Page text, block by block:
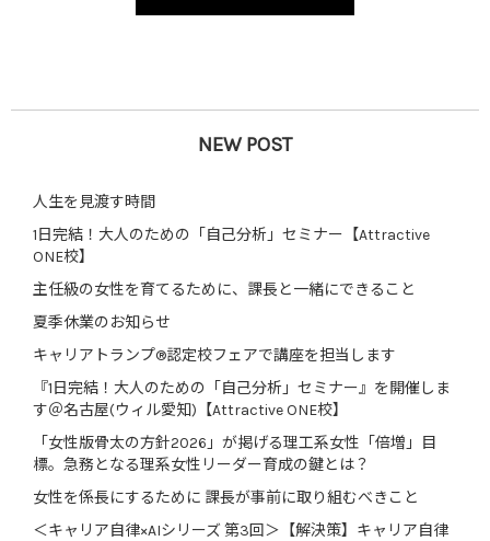
NEW POST
人生を見渡す時間
1日完結！大人のための「自己分析」セミナー【Attractive
ONE校】
主任級の女性を育てるために、課長と一緒にできること
夏季休業のお知らせ
キャリアトランプ®認定校フェアで講座を担当します
『1日完結！大人のための「自己分析」セミナー』を開催しま
す＠名古屋(ウィル愛知)【Attractive ONE校】
「女性版骨太の方針2026」が掲げる理工系女性「倍増」目
標。急務となる理系女性リーダー育成の鍵とは？
女性を係長にするために 課長が事前に取り組むべきこと
＜キャリア自律×AIシリーズ 第3回＞【解決策】キャリア自律